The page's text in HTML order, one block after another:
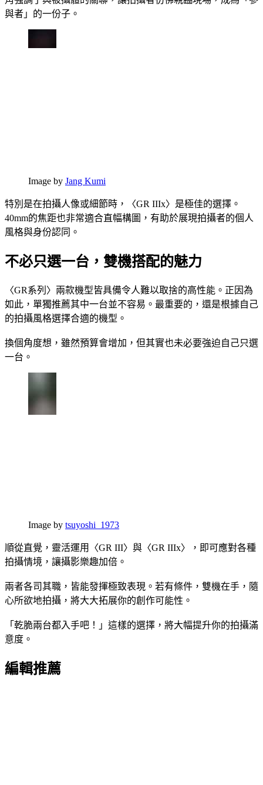
與者」的一份子。
Image by Jang Kumi
特別是在拍攝人像或細節時，〈GR IIIx〉是極佳的選擇。
40mm的焦距也非常適合直幅構圖，有助於展現拍攝者的個人
風格與身份認同。
不必只選一台，雙機搭配的魅力
〈GR系列〉兩款機型皆具備令人難以取捨的高性能。正因為
如此，單獨推薦其中一台並不容易。最重要的，還是根據自己
的拍攝風格選擇合適的機型。
換個角度想，雖然預算會增加，但其實也未必要強迫自己只選
一台。
Image by tsuyoshi_1973
順從直覺，靈活運用〈GR III〉與〈GR IIIx〉，即可應對各種
拍攝情境，讓攝影樂趣加倍。
兩者各司其職，皆能發揮極致表現。若有條件，雙機在手，隨
心所欲地拍攝，將大大拓展你的創作可能性。
「乾脆兩台都入手吧！」這樣的選擇，將大幅提升你的拍攝滿
意度。
編輯推薦